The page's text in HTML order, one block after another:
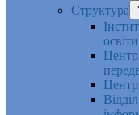
Структура
освіти
Центр
Центр